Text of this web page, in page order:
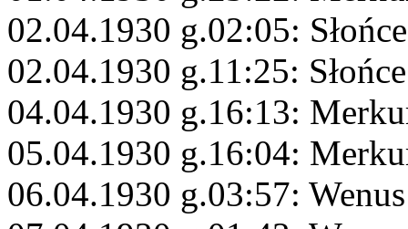
02.04.1930 g.02:05:
02.04.1930 g.11:25:
04.04.1930 g.16:13:
05.04.1930 g.16:04:
06.04.1930 g.03:57: